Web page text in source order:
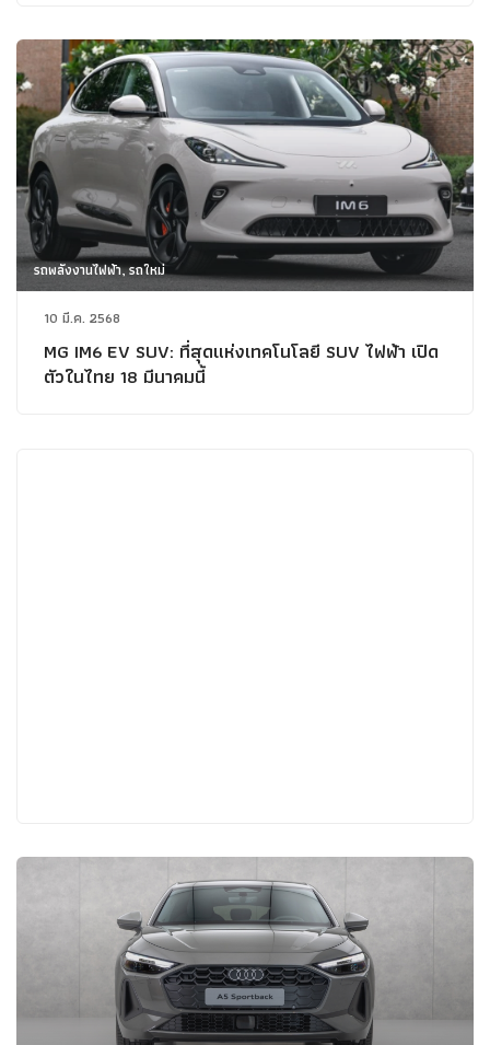
รถพลังงานไฟฟ้า, รถใหม่
10 มี.ค. 2568
MG IM6 EV SUV: ที่สุดแห่งเทคโนโลยี SUV ไฟฟ้า เปิด
ตัวในไทย 18 มีนาคมนี้